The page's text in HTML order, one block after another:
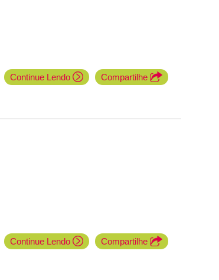
Continue Lendo Compartilhe
Continue Lendo Compartilhe